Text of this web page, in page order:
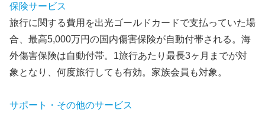
保険サービス
旅行に関する費用を出光ゴールドカードで支払っていた場
合、最高5,000万円の国内傷害保険が自動付帯される。海
外傷害保険は自動付帯。1旅行あたり最長3ヶ月までが対
象となり、何度旅行しても有効。家族会員も対象。
サポート・その他のサービス